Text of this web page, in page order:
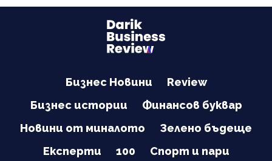
Бизнес Новини
Review
Бизнес истории
Финансов буквар
Новини от миналото
Зелено бъдеще
Експерти
100
Спорт и пари